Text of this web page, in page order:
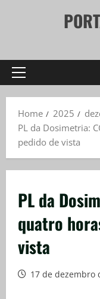
Primary
Home
2025
PL da Dosimetria:
pedido de vista
PL da
quatro
vista
17 de dezembro